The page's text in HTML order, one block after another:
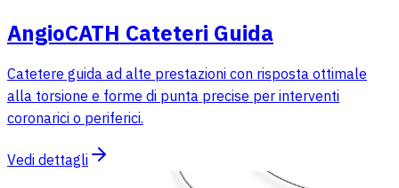
AngioCATH Cateteri Guida
Catetere guida ad alte prestazioni con risposta ottimale
alla torsione e forme di punta precise per interventi
coronarici o periferici.
Vedi dettagli